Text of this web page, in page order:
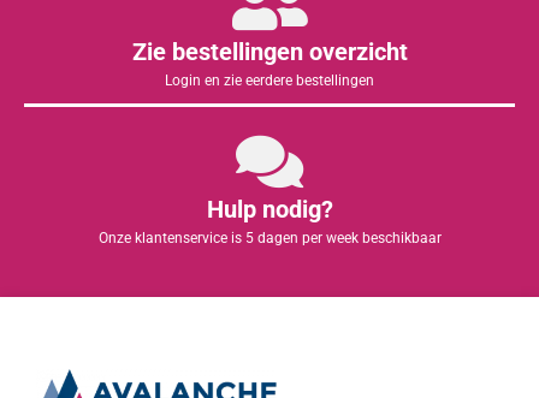
Zie bestellingen overzicht
Login en zie eerdere bestellingen
Hulp nodig?
Onze klantenservice is 5 dagen per week beschikbaar